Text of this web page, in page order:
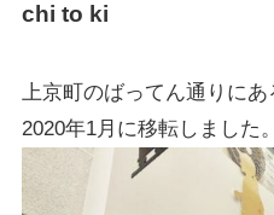
chi to ki
上京町のばってん通りに
2020年1月に移転しました。